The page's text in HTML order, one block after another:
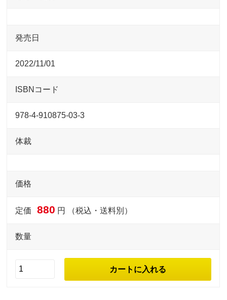
発売日
2022/11/01
ISBNコード
978-4-910875-03-3
体裁
価格
定価 880 円 （税込・送料別）
数量